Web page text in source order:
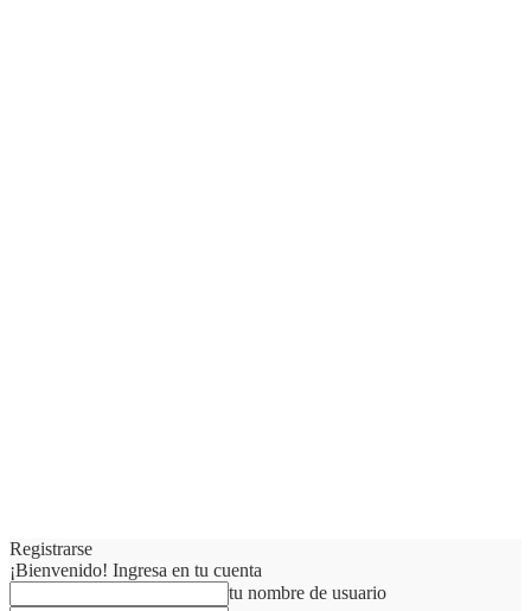
Registrarse
¡Bienvenido! Ingresa en tu cuenta
tu nombre de usuario